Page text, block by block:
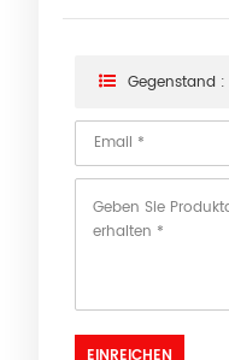
Gegenstand :